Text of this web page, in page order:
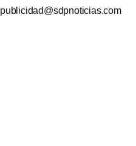
publicidad@sdpnoticias.com